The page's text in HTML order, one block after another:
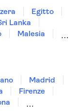
Egitto
Lanka
Malesia
Madrid
Firenze